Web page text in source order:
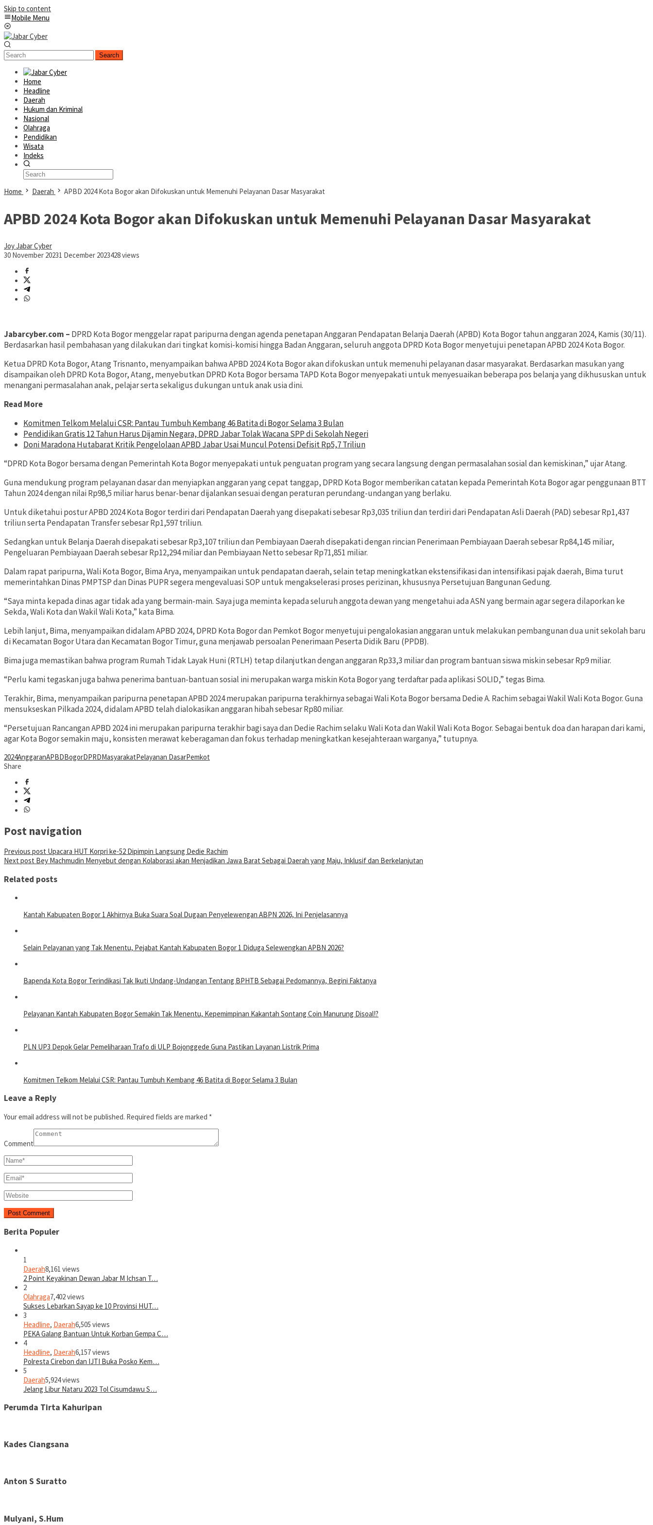
Skip to content
Mobile Menu
Search
Home
Headline
Daerah
Hukum dan Kriminal
Nasional
Olahraga
Pendidikan
Wisata
Indeks
Home Daerah APBD 2024 Kota Bogor akan Difokuskan untuk Memenuhi Pelayanan Dasar Masyarakat
APBD 2024 Kota Bogor akan Difokuskan untuk Memenuhi Pelayanan Dasar Masyarakat
Joy Jabar Cyber
30 November 20231 December 2023428 views
Jabarcyber.com – DPRD Kota Bogor menggelar rapat paripurna dengan agenda penetapan Anggaran Pendapatan Belanja Daerah (APBD) Kota Bogor tahun anggaran 2024, Kamis (30/11).
Berdasarkan hasil pembahasan yang dilakukan dari tingkat komisi-komisi hingga Badan Anggaran, seluruh anggota DPRD Kota Bogor menyetujui penetapan APBD 2024 Kota Bogor.
Ketua DPRD Kota Bogor, Atang Trisnanto, menyampaikan bahwa APBD 2024 Kota Bogor akan difokuskan untuk memenuhi pelayanan dasar masyarakat. Berdasarkan masukan yang
disampaikan oleh DPRD Kota Bogor, Atang, menyebutkan DPRD Kota Bogor bersama TAPD Kota Bogor menyepakati untuk menyesuaikan beberapa pos belanja yang dikhususkan untuk
menangani permasalahan anak, pelajar serta sekaligus dukungan untuk anak usia dini.
Read More
Komitmen Telkom Melalui CSR: Pantau Tumbuh Kembang 46 Batita di Bogor Selama 3 Bulan
Pendidikan Gratis 12 Tahun Harus Dijamin Negara, DPRD Jabar Tolak Wacana SPP di Sekolah Negeri
Doni Maradona Hutabarat Kritik Pengelolaan APBD Jabar Usai Muncul Potensi Defisit Rp5,7 Triliun
“DPRD Kota Bogor bersama dengan Pemerintah Kota Bogor menyepakati untuk penguatan program yang secara langsung dengan permasalahan sosial dan kemiskinan,” ujar Atang.
Guna mendukung program pelayanan dasar dan menyiapkan anggaran yang cepat tanggap, DPRD Kota Bogor memberikan catatan kepada Pemerintah Kota Bogor agar penggunaan BTT
Tahun 2024 dengan nilai Rp98,5 miliar harus benar-benar dijalankan sesuai dengan peraturan perundang-undangan yang berlaku.
Untuk diketahui postur APBD 2024 Kota Bogor terdiri dari Pendapatan Daerah yang disepakati sebesar Rp3,035 triliun dan terdiri dari Pendapatan Asli Daerah (PAD) sebesar Rp1,437
triliun serta Pendapatan Transfer sebesar Rp1,597 triliun.
Sedangkan untuk Belanja Daerah disepakati sebesar Rp3,107 triliun dan Pembiayaan Daerah disepakati dengan rincian Penerimaan Pembiayaan Daerah sebesar Rp84,145 miliar,
Pengeluaran Pembiayaan Daerah sebesar Rp12,294 miliar dan Pembiayaan Netto sebesar Rp71,851 miliar.
Dalam rapat paripurna, Wali Kota Bogor, Bima Arya, menyampaikan untuk pendapatan daerah, selain tetap meningkatkan ekstensifikasi dan intensifikasi pajak daerah, Bima turut
memerintahkan Dinas PMPTSP dan Dinas PUPR segera mengevaluasi SOP untuk mengakselerasi proses perizinan, khususnya Persetujuan Bangunan Gedung.
“Saya minta kepada dinas agar tidak ada yang bermain-main. Saya juga meminta kepada seluruh anggota dewan yang mengetahui ada ASN yang bermain agar segera dilaporkan ke
Sekda, Wali Kota dan Wakil Wali Kota,” kata Bima.
Lebih lanjut, Bima, menyampaikan didalam APBD 2024, DPRD Kota Bogor dan Pemkot Bogor menyetujui pengalokasian anggaran untuk melakukan pembangunan dua unit sekolah baru
di Kecamatan Bogor Utara dan Kecamatan Bogor Timur, guna menjawab persoalan Penerimaan Peserta Didik Baru (PPDB).
Bima juga memastikan bahwa program Rumah Tidak Layak Huni (RTLH) tetap dilanjutkan dengan anggaran Rp33,3 miliar dan program bantuan siswa miskin sebesar Rp9 miliar.
“Perlu kami tegaskan juga bahwa penerima bantuan-bantuan sosial ini merupakan warga miskin Kota Bogor yang terdaftar pada aplikasi SOLID,” tegas Bima.
Terakhir, Bima, menyampaikan paripurna penetapan APBD 2024 merupakan paripurna terakhirnya sebagai Wali Kota Bogor bersama Dedie A. Rachim sebagai Wakil Wali Kota Bogor. Guna
mensukseskan Pilkada 2024, didalam APBD telah dialokasikan anggaran hibah sebesar Rp80 miliar.
“Persetujuan Rancangan APBD 2024 ini merupakan paripurna terakhir bagi saya dan Dedie Rachim selaku Wali Kota dan Wakil Wali Kota Bogor. Sebagai bentuk doa dan harapan dari kami,
agar Kota Bogor semakin maju, konsisten merawat keberagaman dan fokus terhadap meningkatkan kesejahteraan warganya,” tutupnya.
2024AnggaranAPBDBogorDPRDMasyarakatPelayanan DasarPemkot
Share
Post navigation
Previous post Upacara HUT Korpri ke-52 Dipimpin Langsung Dedie Rachim
Next post Bey Machmudin Menyebut dengan Kolaborasi akan Menjadikan Jawa Barat Sebagai Daerah yang Maju, Inklusif dan Berkelanjutan
Related posts
Kantah Kabupaten Bogor 1 Akhirnya Buka Suara Soal Dugaan Penyelewengan ABPN 2026, Ini Penjelasannya
Selain Pelayanan yang Tak Menentu, Pejabat Kantah Kabupaten Bogor 1 Diduga Selewengkan APBN 2026?
Bapenda Kota Bogor Terindikasi Tak Ikuti Undang-Undangan Tentang BPHTB Sebagai Pedomannya, Begini Faktanya
Pelayanan Kantah Kabupaten Bogor Semakin Tak Menentu, Kepemimpinan Kakantah Sontang Coin Manurung Disoal!?
PLN UP3 Depok Gelar Pemeliharaan Trafo di ULP Bojonggede Guna Pastikan Layanan Listrik Prima
Komitmen Telkom Melalui CSR: Pantau Tumbuh Kembang 46 Batita di Bogor Selama 3 Bulan
Leave a Reply
Your email address will not be published. Required fields are marked *
Comment
Berita Populer
1
Daerah8,161 views
2 Point Keyakinan Dewan Jabar M Ichsan T…
2
Olahraga7,402 views
Sukses Lebarkan Sayap ke 10 Provinsi HUT…
3
Headline, Daerah6,505 views
PEKA Galang Bantuan Untuk Korban Gempa C…
4
Headline, Daerah6,157 views
Polresta Cirebon dan IJTI Buka Posko Kem…
5
Daerah5,924 views
Jelang Libur Nataru 2023 Tol Cisumdawu S…
Perumda Tirta Kahuripan
Kades Ciangsana
Anton S Suratto
Mulyani, S.Hum